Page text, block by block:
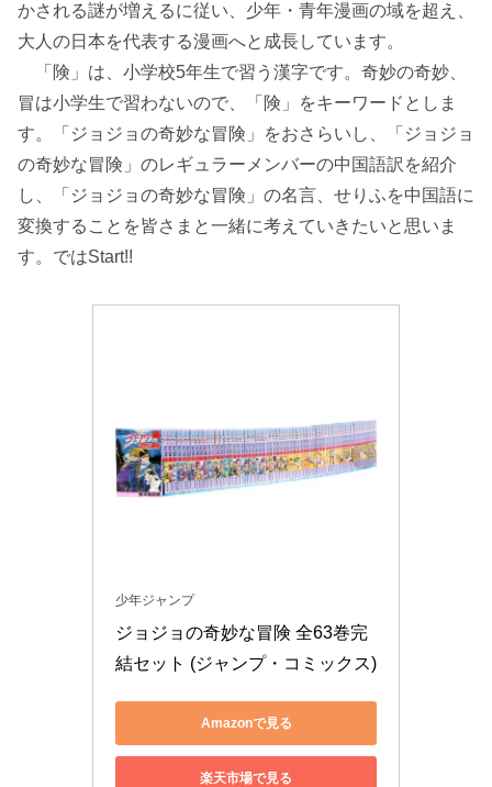
かされる謎が増えるに従い、少年・青年漫画の域を超え、
大人の日本を代表する漫画へと成長しています。
「険」は、小学校5年生で習う漢字です。奇妙の奇妙、
冒は小学生で習わないので、「険」をキーワードとしま
す。「ジョジョの奇妙な冒険」をおさらいし、「ジョジョ
の奇妙な冒険」のレギュラーメンバーの中国語訳を紹介
し、「ジョジョの奇妙な冒険」の名言、せりふを中国語に
変換することを皆さまと一緒に考えていきたいと思いま
す。ではStart!!
少年ジャンプ
ジョジョの奇妙な冒険 全63巻完
結セット (ジャンプ・コミックス)
Amazonで見る
楽天市場で見る